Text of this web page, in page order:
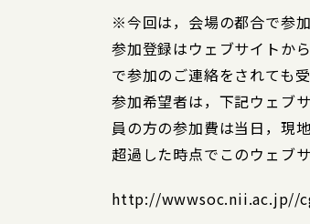
※今回は，会場の都合で参
参加登録はウェブサイトか
で参加のご連絡をされても
参加希望者は，下記ウェブ
員の方の参加費は当日，現
超過した時点でこのウェブ
http://wwwsoc.nii.ac.jp//